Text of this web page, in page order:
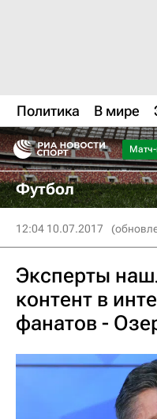
Политика В мире
Матч-
Футбол
12:04 10.07.2017
Эксперты
контент в
фанатов -